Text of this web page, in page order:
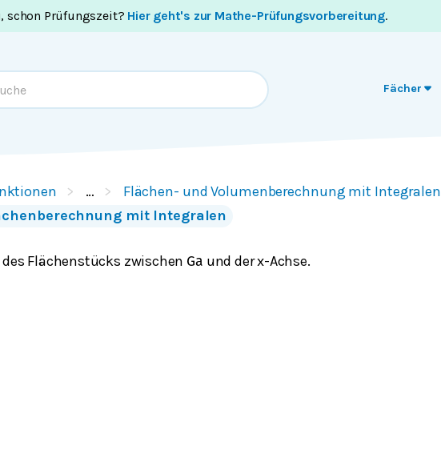
schon Prüfungszeit? Hier geht's zur Mathe-Prüfungsvorbereitung.
Fächer
…
Flächen- und Volumenberechnung mit Integralen
mit Integralen
Flächenstücks zwischen Ga und der x-Achse.